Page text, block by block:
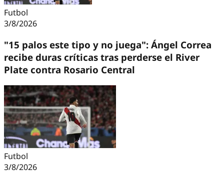
Futbol
3/8/2026
"15 palos este tipo y no juega": Ángel Correa
recibe duras críticas tras perderse el River
Plate contra Rosario Central
Futbol
3/8/2026